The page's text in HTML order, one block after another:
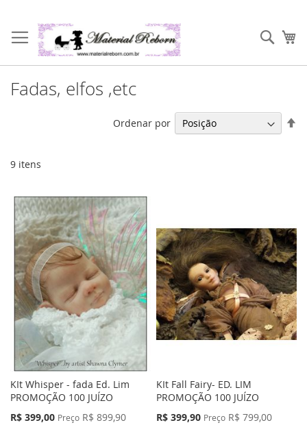
para
o
conteúdo
Fadas, elfos ,etc
9 itens
Ordenar por
KIt Whisper - fada Ed. Lim
PROMOÇÃO 100 JUÍZO
Preço
R$ 399,00 Preço R$ 899,90
KIt Fall Fairy- ED. LIM
PROMOÇÃO 100 JUÍZO
Preço
R$ 399,90 Preço R$ 799,00